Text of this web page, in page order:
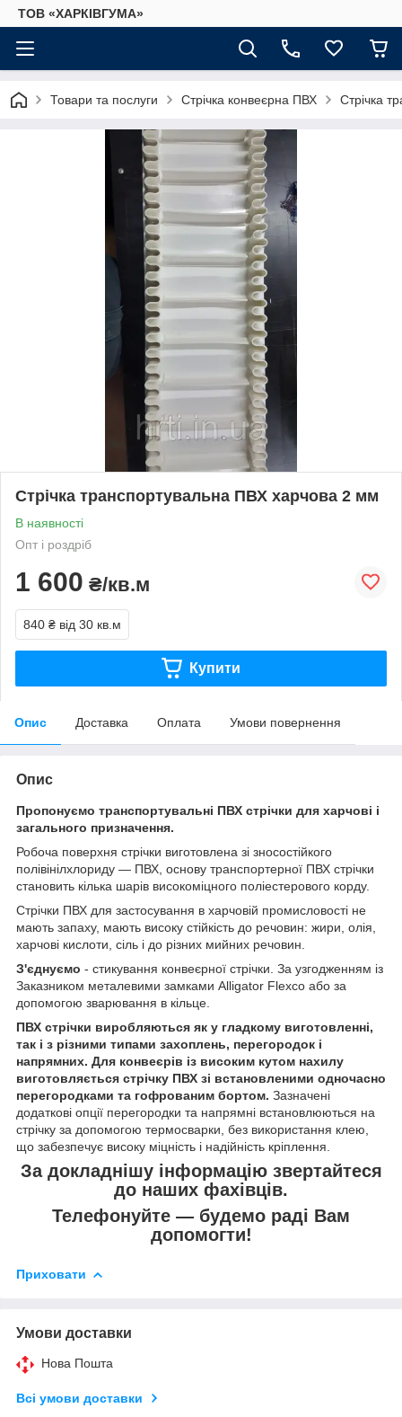
ТОВ «ХАРКІВГУМА»
Товари та послуги Стрічка конвеєрна ПВХ Стрічка
Стрічка транспортувальна ПВХ харчова 2 мм
В наявності
Опт і роздріб
1 600 ₴/кв.м
840 ₴ від 30 кв.м
Купити
Опис Доставка Оплата Умови повернення
Опис
Пропонуємо транспортувальні ПВХ стрічки для харчові і
загального призначення.
Робоча поверхня стрічки виготовлена зі зносостійкого
полівінілхлориду — ПВХ, основу транспортерної ПВХ стрічки
становить кілька шарів високоміцного поліестерового корду.
Стрічки ПВХ для застосування в харчовій промисловості не
мають запаху, мають високу стійкість до речовин: жири, олія,
харчові кислоти, сіль і до різних мийних речовин.
З'єднуємо - стикування конвеєрної стрічки. За узгодженням із
Заказником металевими замками Alligator Flexco або за
допомогою зварювання в кільце.
ПВХ стрічки виробляються як у гладкому виготовленні,
так і з різними типами захоплень, перегородок і
напрямних. Для конвеєрів із високим кутом нахилу
виготовляється стрічку ПВХ зі встановленими одночасно
перегородками та гофрованим бортом. Зазначені
додаткові опції перегородки та напрямні встановлюються на
стрічку за допомогою термосварки, без використання клею,
що забезпечує високу міцність і надійність кріплення.
За докладнішу інформацію звертайтеся
до наших фахівців.
Телефонуйте — будемо раді Вам
допомогти!
Приховати
Умови доставки
Нова Пошта
Всі умови доставки